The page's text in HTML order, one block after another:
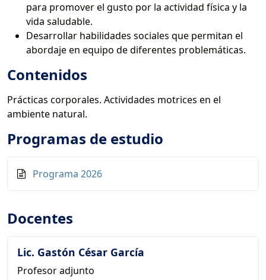
para promover el gusto por la actividad física y la
vida saludable.
Desarrollar habilidades sociales que permitan el
abordaje en equipo de diferentes problemáticas.
Contenidos
Prácticas corporales. Actividades motrices en el
ambiente natural.
Programas de estudio
Programa 2026
Docentes
Lic. Gastón César García
Profesor adjunto